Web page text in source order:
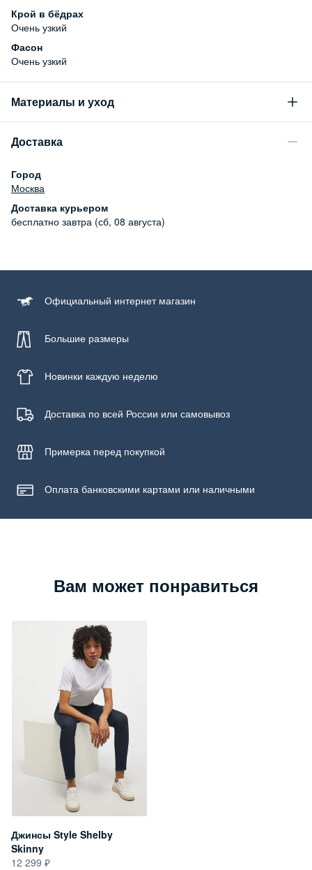
Крой в бёдрах
Очень узкий
Фасон
Очень узкий
Материалы и уход
82% хлопок, 16% полиэстер, 2% эластан
Бережная стирка при температуре не более 30С, химчистка
запрещена, отбеливание запрещено, машинная сушка
запрещена, гладить при низкой температуре до 110С
Доставка
Город
Москва
Доставка курьером
бесплатно завтра (сб, 08 августа)
Официальный интернет магазин
Большие размеры
Новинки каждую неделю
Доставка по всей России или самовывоз
Примерка перед покупкой
Оплата банковскими картами или наличными
Вам может понравиться
Джинсы Style Shelby
Skinny
12 299